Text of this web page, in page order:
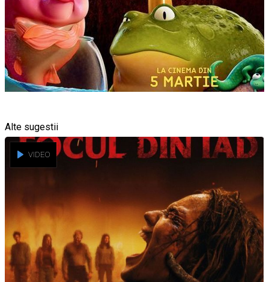
Alte sugestii
VIDEO